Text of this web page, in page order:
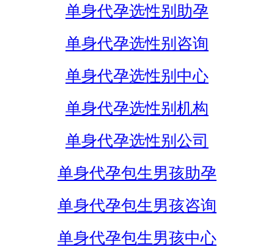
单身代孕选性别助孕
单身代孕选性别咨询
单身代孕选性别中心
单身代孕选性别机构
单身代孕选性别公司
单身代孕包生男孩助孕
单身代孕包生男孩咨询
单身代孕包生男孩中心